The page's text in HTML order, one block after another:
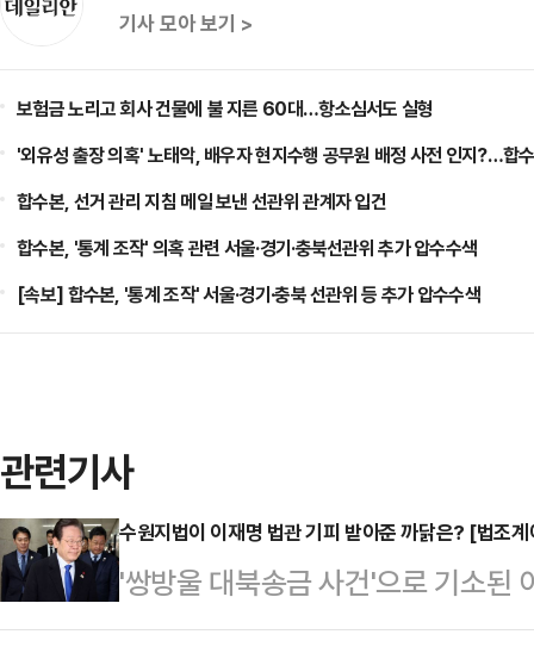
기사 모아 보기 >
보험금 노리고 회사 건물에 불 지른 60대…항소심서도 실형
'외유성 출장 의혹' 노태악, 배우자 현지수행 공무원 배정 사전 인지?…합
합수본, 선거 관리 지침 메일 보낸 선관위 관계자 입건
합수본, '통계 조작' 의혹 관련 서울·경기·충북선관위 추가 압수수색
[속보] 합수본, '통계 조작' 서울·경기·충북 선관위 등 추가 압수수색
관련기사
수원지법이 이재명 법관 기피 받아준 까닭은? [법조
'쌍방울 대북송금 사건'으로 기소된
신청이 17일 수원지법에서 받아들